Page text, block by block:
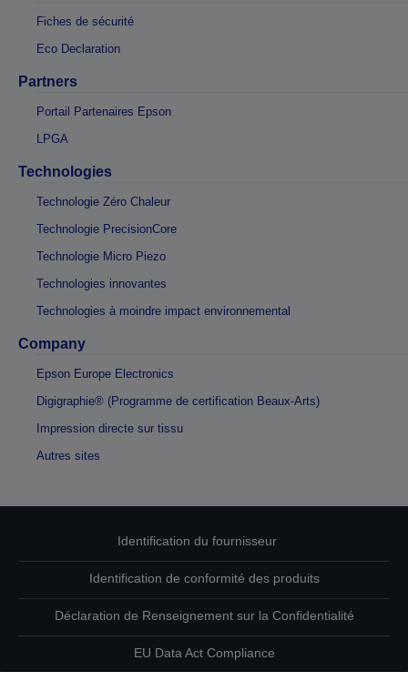
Fiches de sécurité
Eco Declaration
Partners
Portail Partenaires Epson
LPGA
Technologies
Technologie Zéro Chaleur
Technologie PrecisionCore
Technologie Micro Piezo
Technologies innovantes
Technologies à moindre impact environnemental
Company
Epson Europe Electronics
Digigraphie® (Programme de certification Beaux-Arts)
Impression directe sur tissu
Autres sites
Identification du fournisseur
Identification de conformité des produits
Déclaration de Renseignement sur la Confidentialité
EU Data Act Compliance